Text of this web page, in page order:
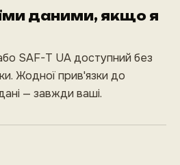
даними, якщо я
SAF-T UA доступний без
Жодної прив'язки до
— завжди ваші.